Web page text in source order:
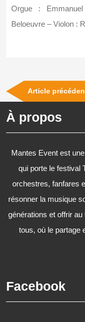
Orgue :
Beloeuvre – Violon :
Navigation
de
l’article
Article
À propos
Mantes Event est
qui porte le festival
orchestres, fanfares
résonner la musique
générations et offrir
tous, où le partage
Facebook